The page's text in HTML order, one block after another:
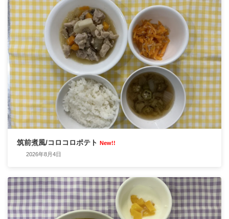
筑前煮風/コロコロポテト New!!
2026年8月4日